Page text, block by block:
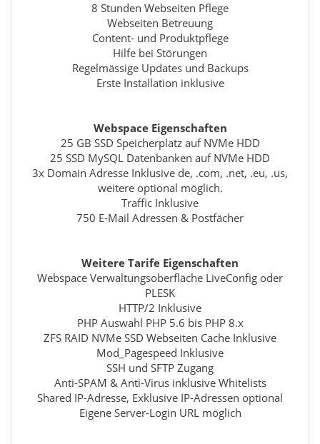
8 Stunden Webseiten Pflege
Webseiten Betreuung
Content- und Produktpflege
Hilfe bei Störungen
Regelmässige Updates und Backups
Erste Installation inklusive
Webspace Eigenschaften
25 GB SSD Speicherplatz auf NVMe HDD
25 SSD MySQL Datenbanken auf NVMe HDD
3x Domain Adresse Inklusive de, .com, .net, .eu, .us,
weitere optional möglich.
Traffic Inklusive
750 E-Mail Adressen & Postfächer
Weitere Tarife Eigenschaften
Webspace Verwaltungsoberfläche LiveConfig oder
PLESK
HTTP/2 Inklusive
PHP Auswahl PHP 5.6 bis PHP 8.x
ZFS RAID NVMe SSD Webseiten Cache Inklusive
Mod_Pagespeed Inklusive
SSH und SFTP Zugang
Anti-SPAM & Anti-Virus inklusive Whitelists
Shared IP-Adresse, Exklusive IP-Adressen optional
Eigene Server-Login URL möglich